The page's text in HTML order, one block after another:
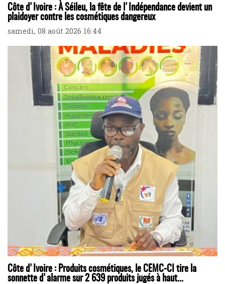
Côte d'Ivoire : À Séileu, la fête de l'Indépendance devient un
plaidoyer contre les cosmétiques dangereux
samedi, 08 août 2026 16:44
Côte d'Ivoire : Produits cosmétiques, le CEMC-CI tire la
sonnette d'alarme sur 2 639 produits jugés à haut...